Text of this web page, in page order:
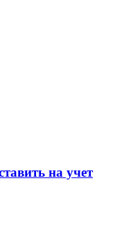
на учет